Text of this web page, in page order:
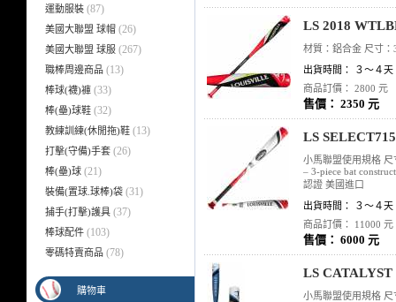
運動服裝 (87)
美國大聯盟 球帽 (26)
美國大聯盟 球服 (267)
職棒周邊商品 (13)
棒球(襪)褲 (33)
棒(壘)球鞋 (32)
教練訓練(休閒拖)鞋 (13)
打擊(守備)手套 (26)
棒(壘)球 (21)
裝備(置球.球棒)袋 (31)
捕手(打擊)護具 (37)
棒球配件 (103)
零碼特賣商品 (78)
購物車
LS 2018
材質：鋁合金 尺寸
出貨時間： ３～４天
商品訂價： 2800 元
售價： 2350 元
LS
小馬聯盟使用規格 尺
– 3-piece bat
認證 美國進口
出貨時間： ３～４天
商品訂價： 11000 元
售價： 6000 元
LS
小馬聯盟使用規格 尺